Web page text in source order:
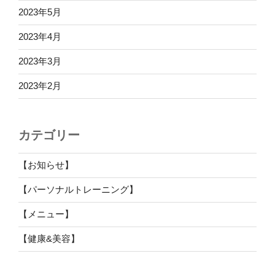
2023年5月
2023年4月
2023年3月
2023年2月
カテゴリー
【お知らせ】
【パーソナルトレーニング】
【メニュー】
【健康&美容】